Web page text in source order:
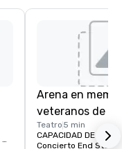
Arena en
veteranos de
Teatro 5 min
CAPACIDAD DE
Concierto End Stage